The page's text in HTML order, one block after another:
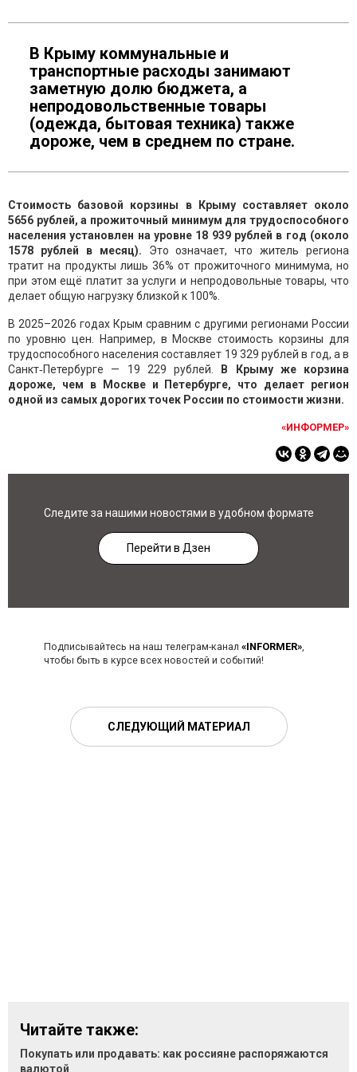
В Крыму коммунальные и
транспортные расходы занимают
заметную долю бюджета, а
непродовольственные товары
(одежда, бытовая техника) также
дороже, чем в среднем по стране.
Стоимость базовой корзины в Крыму составляет около
5656 рублей, а прожиточный минимум для трудоспособного
населения установлен на уровне 18 939 рублей в год (около
1578 рублей в месяц). Это означает, что житель региона
тратит на продукты лишь 36% от прожиточного минимума, но
при этом ещё платит за услуги и непродовольные товары, что
делает общую нагрузку близкой к 100%.
В 2025–2026 годах Крым сравним с другими регионами России
по уровню цен. Например, в Москве стоимость корзины для
трудоспособного населения составляет 19 329 рублей в год, а в
Санкт‑Петербурге — 19 229 рублей.
В Крыму же корзина
дороже, чем в Москве и Петербурге, что делает регион
одной из самых дорогих точек России по стоимости жизни.
«ИНФОРМЕР»
Следите за нашими новостями в удобном формате
Перейти в Дзен
Подписывайтесь на наш телеграм-канал «INFORMER»,
чтобы быть в курсе всех новостей и событий!
СЛЕДУЮЩИЙ МАТЕРИАЛ
Читайте также:
Покупать или продавать: как россияне распоряжаются
валютой